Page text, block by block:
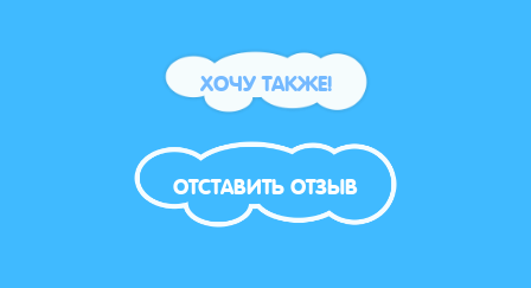
ХОЧУ ТАКЖЕ!
ОТСТАВИТЬ ОТЗЫВ